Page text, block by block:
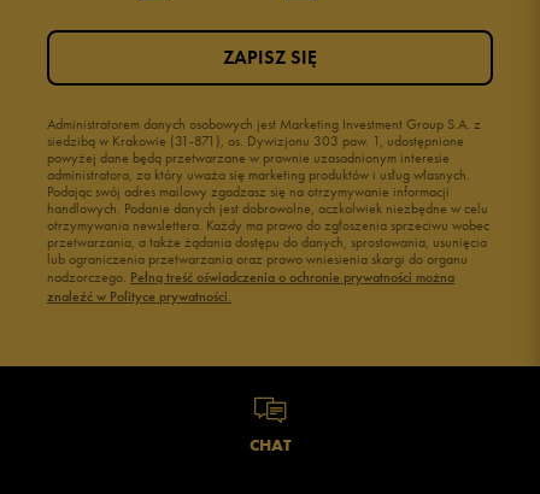
1 0%
Jak zbieramy opinie?
Administratorem danych osobowych jest Marketing Investment Group S.A. z
siedzibą w Krakowie (31-871), os. Dywizjonu 303 paw. 1, udostępnione
powyżej dane będą przetwarzane w prawnie uzasadnionym interesie
administratora, za który uważa się marketing produktów i usług własnych.
Podając swój adres mailowy zgadzasz się na otrzymywanie informacji
handlowych. Podanie danych jest dobrowolne, aczkolwiek niezbędne w celu
otrzymywania newslettera. Każdy ma prawo do zgłoszenia sprzeciwu wobec
przetwarzania, a także żądania dostępu do danych, sprostowania, usunięcia
lub ograniczenia przetwarzania oraz prawo wniesienia skargi do organu
nadzorczego. Pełną treść oświadczenia o ochronie prywatności można
znaleźć w Polityce prywatności.
ZAPISZ SIĘ
CHAT